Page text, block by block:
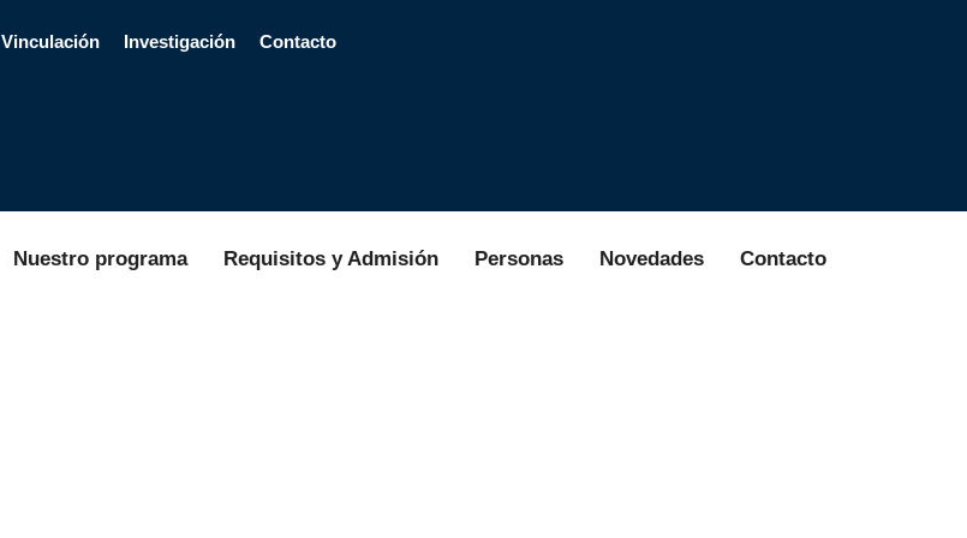
Vinculación Investigación Contacto
Nuestro programa Requisitos y Admisión Personas Novedades Contacto